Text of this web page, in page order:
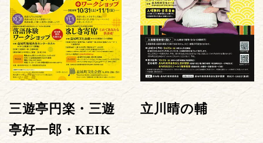
三遊亭円楽・三遊
亭好一郎・KEIK
立川晴の輔